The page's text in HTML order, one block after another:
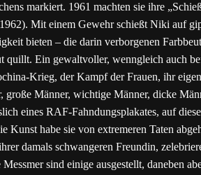
markiert. 1961 machten sie ihre
Mit einem Gewehr schießt Niki auf
bieten – die darin verborgenen
quillt. Ein gewaltvoller, wenngleich auch
Krieg, der Kampf der Frauen, ihr
große Männer, wichtige Männer, dicke
eines RAF-Fahndungsplakates, auf
habe sie von extremeren Taten
damals schwangeren Freundin,
sind einige ausgestellt, daneben